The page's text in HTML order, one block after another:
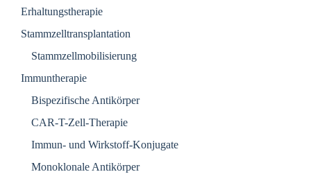
Erhaltungstherapie
Stammzelltransplantation
Stammzellmobilisierung
Immuntherapie
Bispezifische Antikörper
CAR-T-Zell-Therapie
Immun- und Wirkstoff-Konjugate
Monoklonale Antikörper